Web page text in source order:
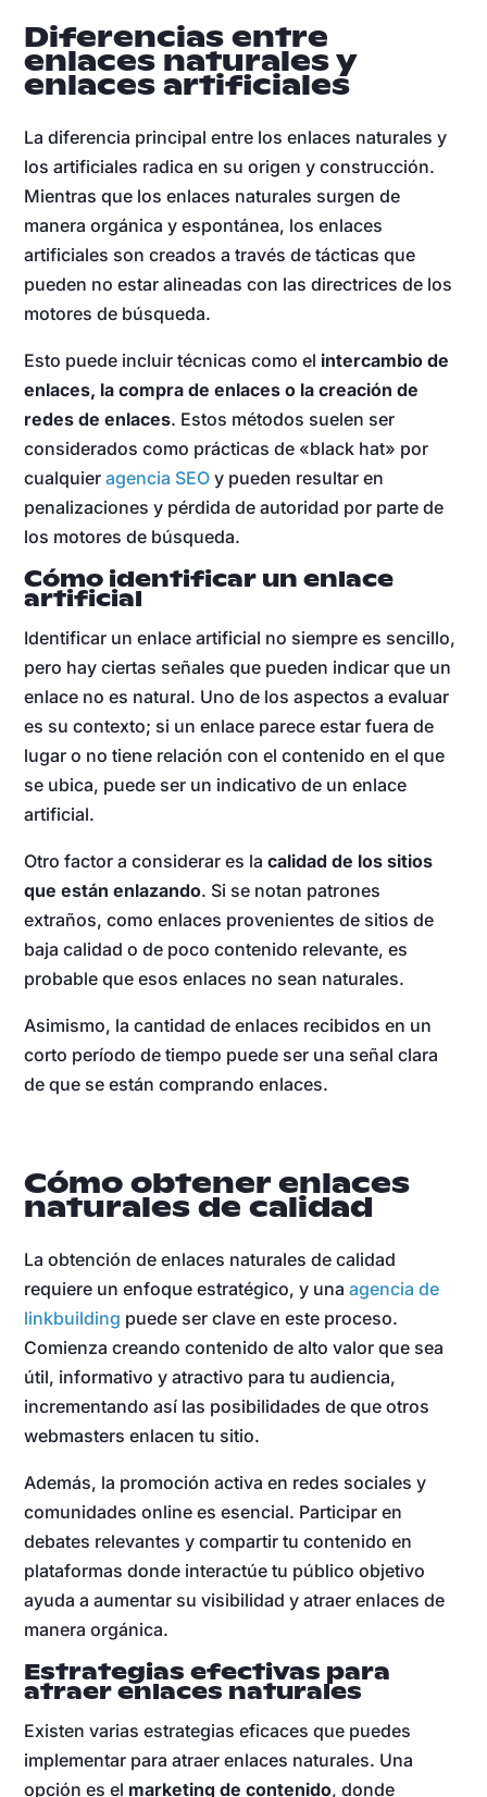
Diferencias entre
enlaces naturales y
enlaces artificiales
La diferencia principal entre los enlaces naturales y
los artificiales radica en su origen y construcción.
Mientras que los enlaces naturales surgen de
manera orgánica y espontánea, los enlaces
artificiales son creados a través de tácticas que
pueden no estar alineadas con las directrices de los
motores de búsqueda.
Esto puede incluir técnicas como el intercambio de
enlaces, la compra de enlaces o la creación de
redes de enlaces. Estos métodos suelen ser
considerados como prácticas de «black hat» por
cualquieragencia SEO y pueden resultar en
penalizaciones y pérdida de autoridad por parte de
los motores de búsqueda.
Cómo identificar un enlace
artificial
Identificar un enlace artificial no siempre es sencillo,
pero hay ciertas señales que pueden indicar que un
enlace no es natural. Uno de los aspectos a evaluar
es su contexto; si un enlace parece estar fuera de
lugar o no tiene relación con el contenido en el que
se ubica, puede ser un indicativo de un enlace
artificial.
Otro factor a considerar es lacalidad de los sitios
que están enlazando. Si se notan patrones
extraños, como enlaces provenientes de sitios de
baja calidad o de poco contenido relevante, es
probable que esos enlaces no sean naturales.
Asimismo, la cantidad de enlaces recibidos en un
corto período de tiempo puede ser una señal clara
de que se están comprando enlaces.
Cómo obtener enlaces
naturales de calidad
La obtención de enlaces naturales de calidad
requiere un enfoque estratégico, y unaagencia de
linkbuilding puede ser clave en este proceso.
Comienza creando contenido de alto valor que sea
útil, informativo y atractivo para tu audiencia,
incrementando así las posibilidades de que otros
webmasters enlacen tu sitio.
Además, la promoción activa en redes sociales y
comunidades online es esencial. Participar en
debates relevantes y compartir tu contenido en
plataformas donde interactúe tu público objetivo
ayuda a aumentar su visibilidad y atraer enlaces de
manera orgánica.
Estrategias efectivas para
atraer enlaces naturales
Existen varias estrategias eficaces que puedes
implementar para atraer enlaces naturales. Una
opción es el marketing de contenido, donde